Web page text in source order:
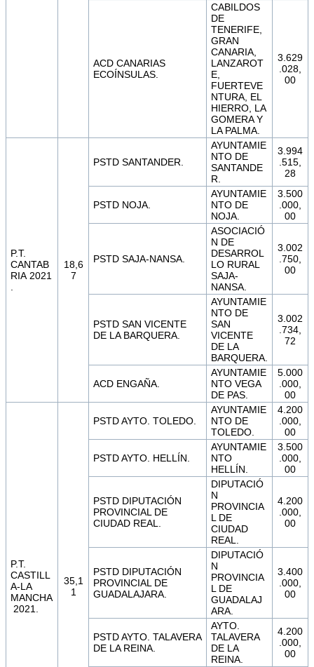
ACD CANARIAS
ECOÍNSULAS.
CABILDOS
DE
TENERIFE,
GRAN
CANARIA,
LANZAROT
E,
FUERTEVE
NTURA, EL
HIERRO, LA
GOMERA Y
LA PALMA.
3.629
.028,
00
P.T.
CANTAB
RIA 2021
18,6
7
PSTD SANTANDER.
AYUNTAMIE
NTO DE
SANTANDE
R.
3.994
.515,
28
PSTD NOJA.
AYUNTAMIE
NTO DE
NOJA.
3.500
.000,
00
PSTD SAJA-NANSA.
ASOCIACIÓ
N DE
DESARROL
LO RURAL
SAJA-
NANSA.
3.002
.750,
00
PSTD SAN VICENTE
DE LA BARQUERA.
AYUNTAMIE
NTO DE
SAN
VICENTE
DE LA
BARQUERA.
3.002
.734,
72
ACD ENGAÑA.
AYUNTAMIE
NTO VEGA
DE PAS.
5.000
.000,
00
P.T.
CASTILL
A-LA
MANCHA
2021.
35,1
1
PSTD AYTO. TOLEDO.
AYUNTAMIE
NTO DE
TOLEDO.
4.200
.000,
00
PSTD AYTO. HELLÍN.
AYUNTAMIE
NTO
HELLÍN.
3.500
.000,
00
PSTD DIPUTACIÓN
PROVINCIAL DE
CIUDAD REAL.
DIPUTACIÓ
N
PROVINCIA
L DE
CIUDAD
REAL.
4.200
.000,
00
PSTD DIPUTACIÓN
PROVINCIAL DE
GUADALAJARA.
DIPUTACIÓ
N
PROVINCIA
L DE
GUADALAJ
ARA.
3.400
.000,
00
PSTD AYTO. TALAVERA
DE LA REINA.
AYTO.
TALAVERA
DE LA
REINA.
4.200
.000,
00